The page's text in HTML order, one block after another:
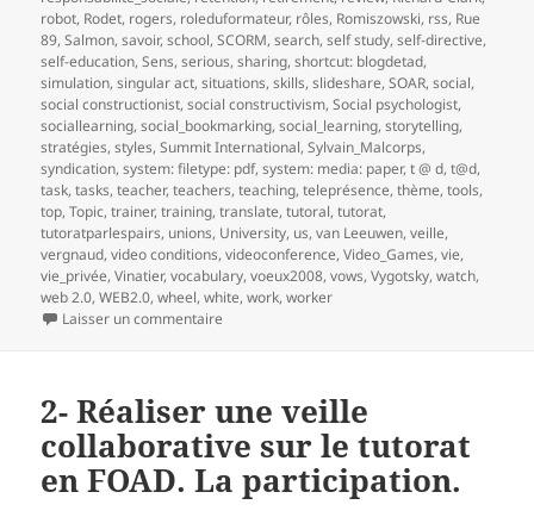
robot, Rodet, rogers, roleduformateur, rôles, Romiszowski, rss, Rue
89,Salmon,savoir,school,SCORM,search,self study,self-directive,
self-education,Sens,serious,sharing,shortcut: blogdetad,
simulation,singular act,situations,skills,slideshare,SOAR,social,
social constructionist,social constructivism,Social psychologist,
sociallearning,social_bookmarking,social_learning,storytelling,
stratégies,styles,Summit International,Sylvain_Malcorps,
syndication,system: filetype: pdf,system: media: paper,t @ d,t@d,
task,tasks,teacher,teachers,teaching,teleprésence,thème,tools,
top,Topic,trainer,training,translate,tutoral,tutorat,
tutoratparlespairs, unions, University, us,van Leeuwen,veille,
vergnaud,video conditions,videoconference,Video_Games,vie,
vie_privée,Vinatier,vocabulary,voeux2008,vows,Vygotsky,watch,
web 2.0,WEB2.0,wheel,white,work,worker
Laisser un commentaire
2- Réaliser une veille
collaborative sur le tutorat
en FOAD. La participation.